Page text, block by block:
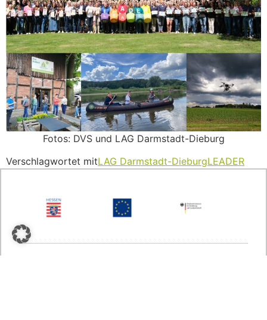
Fotos: DVS und LAG Darmstadt-Dieburg
Verschlagwortet mitLAG Darmstadt-DieburgLEADER